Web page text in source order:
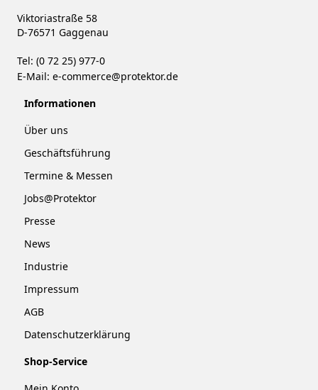
Viktoriastraße 58
D-76571 Gaggenau
Tel: (0 72 25) 977-0
E-Mail: e-commerce@protektor.de
Informationen
Über uns
Geschäftsführung
Termine & Messen
Jobs@Protektor
Presse
News
Industrie
Impressum
AGB
Datenschutzerklärung
Shop-Service